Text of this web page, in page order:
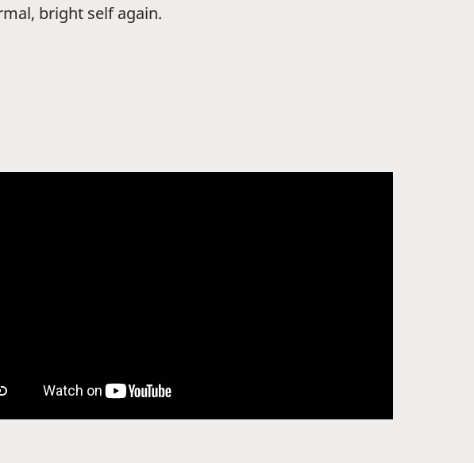
bright self again.